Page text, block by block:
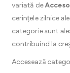
variată de
cerințele zilnice
categorie sunt
contribuind la
Accesează